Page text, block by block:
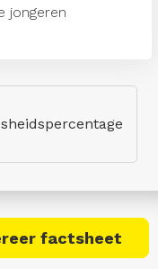
jongeren
factsheet